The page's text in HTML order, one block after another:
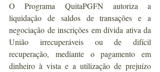
O Programa QuitaPGFN autoriza a
liquidação de saldos de transações e a
negociação de inscrições em dívida ativa da
União irrecuperáveis ou de difícil
recuperação, mediante o pagamento em
dinheiro à vista e a utilização de prejuízo